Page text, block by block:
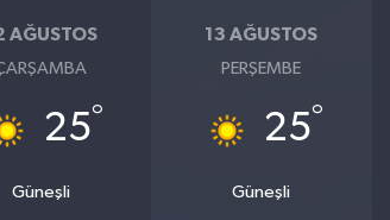
AĞUSTOS
25°
Güneşli
13 AĞUSTOS
PERŞEMBE
25°
Güneşli